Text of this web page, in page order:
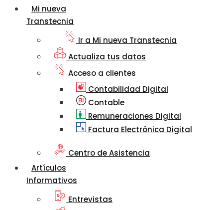
Mi nueva
Transtecnia
Ir a Mi nueva Transtecnia
Actualiza tus datos
Acceso a clientes
Contabilidad Digital
Contable
Remuneraciones Digital
Factura Electrónica Digital
Centro de Asistencia
Artículos
Informativos
Entrevistas